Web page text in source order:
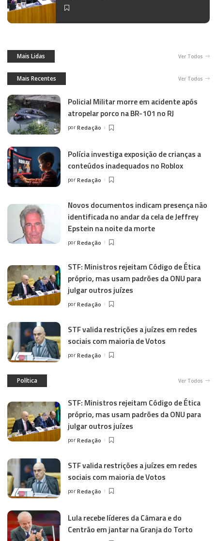
Mais Lidas Ver Todos
Mais Recentes Ver Todos
Policial Militar morre em acidente após
atropelar porco na BR-101 no RJ
por Redação
Polícia investiga exposição de crianças a
conteúdos inadequados no Roblox
por Redação
Novos documentos indicam presença não
identificada no andar da cela de Jeffrey
Epstein na noite da morte
por Redação
STF: Ministros rejeitam Código de Ética
próprio, mas usam padrões da ONU para
julgar outros juízes
por Redação
STF valida restrições a juízes em redes
sociais com maioria de Votos
por Redação
Política Ver Todos
STF: Ministros rejeitam Código de Ética
próprio, mas usam padrões da ONU para
julgar outros juízes
por Redação
STF valida restrições a juízes em redes
sociais com maioria de Votos
por Redação
Lula recebe líderes da Câmara e do
Centrão em jantar na Granja do Torto